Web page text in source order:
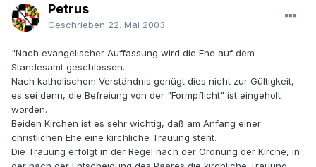
Petrus
Geschrieben 22. Mai 2003
"Nach evangelischer Auffassung wird die Ehe auf dem
Standesamt geschlossen.
Nach katholischem Verständnis genügt dies nicht zur Gültigkeit,
es sei denn, die Befreiung von der "Formpflicht" ist eingeholt
worden.
Beiden Kirchen ist es sehr wichtig, daß am Anfang einer
christlichen Ehe eine kirchliche Trauung steht.
Die Trauung erfolgt in der Regel nach der Ordnung der Kirche, in